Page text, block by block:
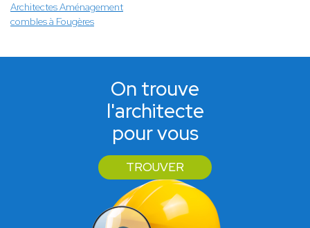
Architectes Aménagement
combles à Fougères
On trouve
l'architecte
pour vous
TROUVER